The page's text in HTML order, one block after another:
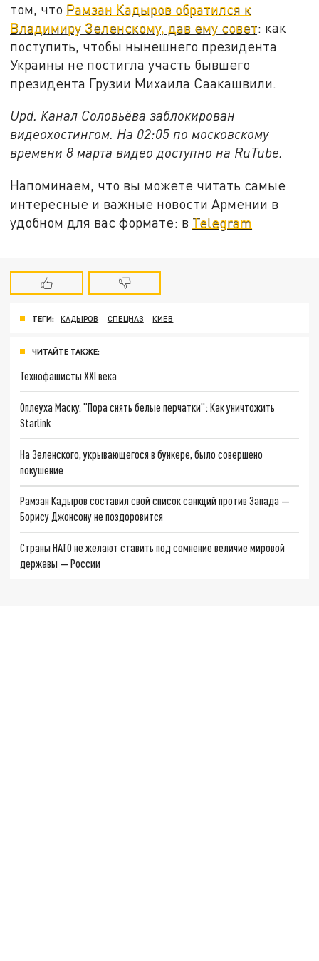
том, что Рамзан Кадыров обратился к
Владимиру Зеленскому, дав ему совет: как
поступить, чтобы нынешнего президента
Украины не постигла участь бывшего
президента Грузии Михаила Саакашвили.
Upd. Канал Соловьёва заблокирован
видеохостингом. На 02:05 по московскому
времени 8 марта видео доступно на RuTube.
Напоминаем, что вы можете читать самые
интересные и важные новости Армении в
удобном для вас формате: в Telegram
ТЕГИ: КАДЫРОВ СПЕЦНАЗ КИЕВ
ЧИТАЙТЕ ТАКЖЕ:
Технофашисты XXI века
Оплеуха Маску. "Пора снять белые перчатки": Как уничтожить
Starlink
На Зеленского, укрывающегося в бункере, было совершено
покушение
Рамзан Кадыров составил свой список санкций против Запада —
Борису Джонсону не поздоровится
Страны НАТО не желают ставить под сомнение величие мировой
державы — России